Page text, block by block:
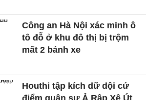
Công an Hà Nội xác minh ô
tô đỗ ở khu đô thị bị trộm
mất 2 bánh xe
Houthi tập kích dữ dội cứ
điểm quân sự Ả Rập Xê Út